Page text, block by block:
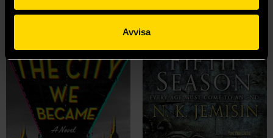
Avvisa
Mer från N K Jemisin